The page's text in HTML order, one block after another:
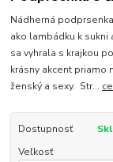
Nádherná
ako lambádku k sukni
sa vyhrala s krajkou
krásny akcent priamo
ženský a sexy. Str...
Dostupnosť
Veľkosť